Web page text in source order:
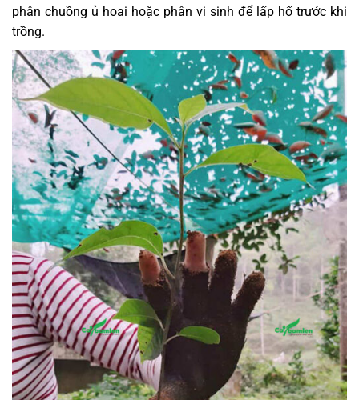
phân chuồng ủ hoai hoặc phân vi sinh để lấp hố trước khi
trồng.